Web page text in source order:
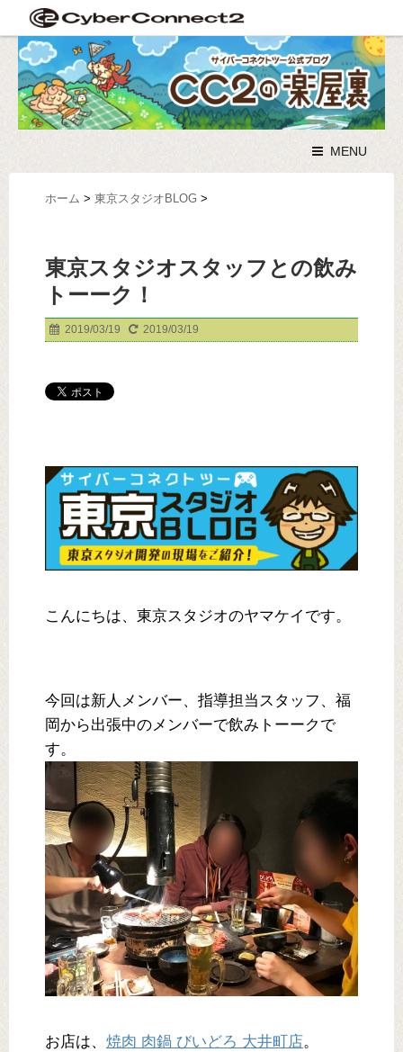
MENU
ホーム > 東京スタジオBLOG >
東京スタジオスタッフとの飲み
トーーク！
2019/03/19 2019/03/19
こんにちは、東京スタジオのヤマケイです。
今回は新人メンバー、指導担当スタッフ、福
岡から出張中のメンバーで飲みトーークで
す。
お店は、 焼肉 肉鍋 びいどろ 大井町店。